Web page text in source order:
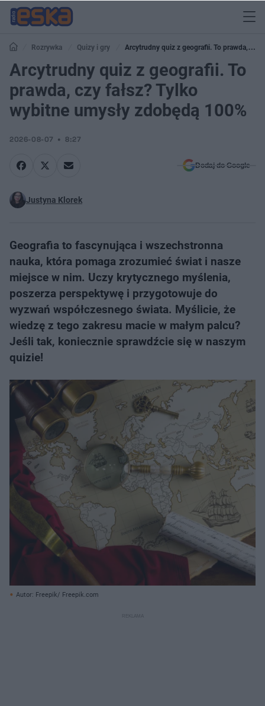
Rozrywka Quizy i gry
Arcytrudny quiz z geografii. To prawda, czy
fałsz? Tylko wybitne umysły zdobędą 100%
Arcytrudny quiz z geografii. To
prawda, czy fałsz? Tylko
wybitne umysły zdobędą 100%
2026-08-07 8:27
Dodaj do Google
Justyna Klorek
Geografia to fascynująca i wszechstronna
nauka, która pomaga zrozumieć świat i nasze
miejsce w nim. Uczy krytycznego myślenia,
poszerza perspektywę i przygotowuje do
wyzwań współczesnego świata. Myślicie, że
wiedzę z tego zakresu macie w małym palcu?
Jeśli tak, koniecznie sprawdźcie się w naszym
quizie!
Autor: Freepik/ Freepik.com